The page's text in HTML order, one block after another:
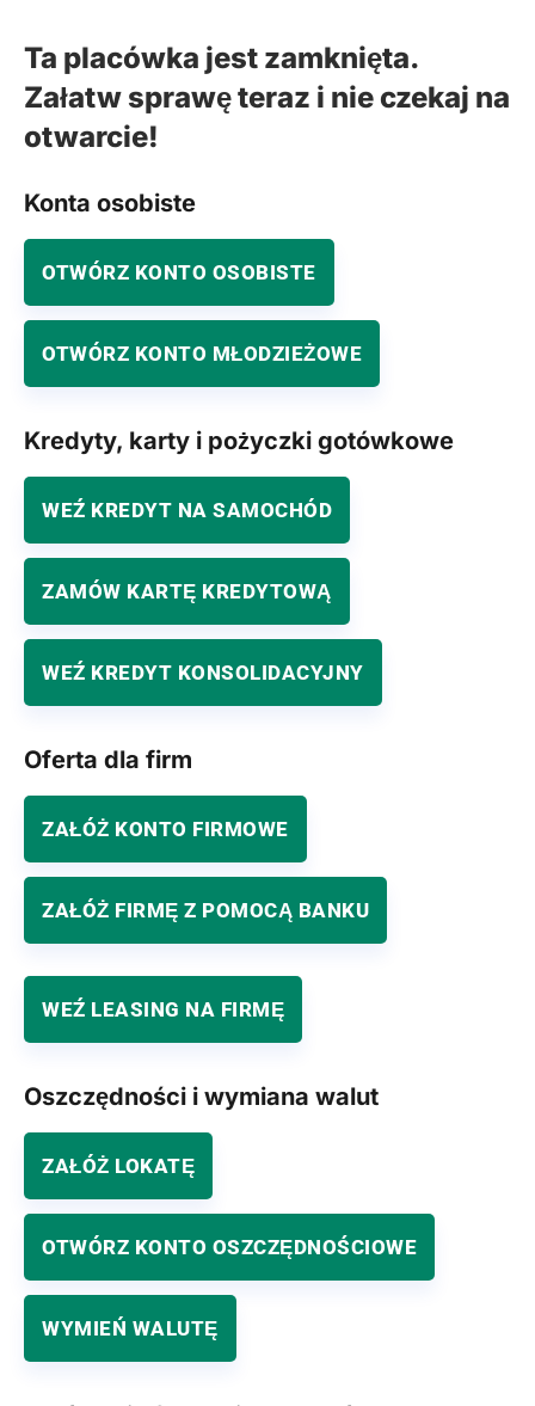
Ta placówka jest zamknięta.
Załatw sprawę teraz i nie czekaj na
otwarcie!
Konta osobiste
OTWÓRZ KONTO OSOBISTE
OTWÓRZ KONTO MŁODZIEŻOWE
Kredyty, karty i pożyczki gotówkowe
WEŹ KREDYT NA SAMOCHÓD
ZAMÓW KARTĘ KREDYTOWĄ
WEŹ KREDYT KONSOLIDACYJNY
Oferta dla firm
ZAŁÓŻ KONTO FIRMOWE
ZAŁÓŻ FIRMĘ Z POMOCĄ BANKU
WEŹ LEASING NA FIRMĘ
Oszczędności i wymiana walut
ZAŁÓŻ LOKATĘ
OTWÓRZ KONTO OSZCZĘDNOŚCIOWE
WYMIEŃ WALUTĘ